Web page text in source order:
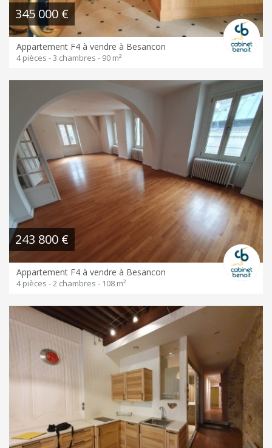
345 000 €
Appartement F4 à vendre à Besancon
4 pièces - 3 chambres - 90 m²
243 800 €
Appartement F4 à vendre à Besancon
4 pièces - 2 chambres - 108 m²